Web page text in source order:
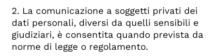
2. La comunicazione a soggetti privati dei
dati personali, diversi da quelli sensibili e
giudiziari, è consentita quando prevista da
norme di legge o regolamento.